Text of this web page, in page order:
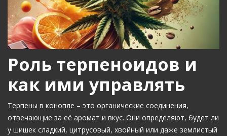
Роль терпеноидов и
как ими управлять
Терпены в конопле – это органические соединения,
отвечающие за её аромат и вкус. Они определяют, будет ли
у шишек сладкий, цитрусовый, хвойный или даже землистый